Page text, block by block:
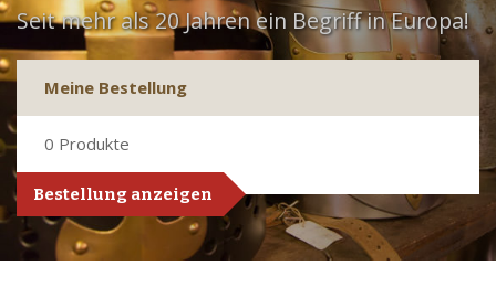
Seit mehr als 20 Jahren ein Begriff in Europa!
Meine Bestellung
0 Produkte
Bestellung anzeigen